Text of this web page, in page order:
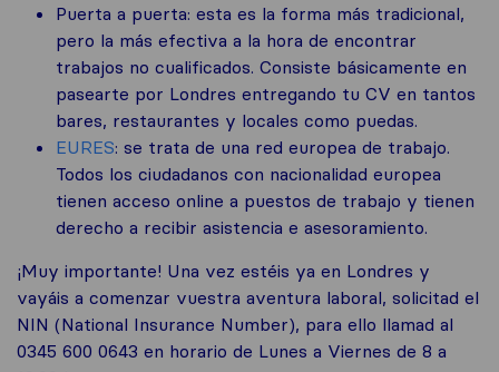
Puerta a puerta: esta es la forma más tradicional,
pero la más efectiva a la hora de encontrar
trabajos no cualificados. Consiste básicamente en
pasearte por Londres entregando tu CV en tantos
bares, restaurantes y locales como puedas.
EURES: se trata de una red europea de trabajo.
Todos los ciudadanos con nacionalidad europea
tienen acceso online a puestos de trabajo y tienen
derecho a recibir asistencia e asesoramiento.
¡Muy importante! Una vez estéis ya en Londres y
vayáis a comenzar vuestra aventura laboral, solicitad el
NIN (National Insurance Number), para ello llamad al
0345 600 0643 en horario de Lunes a Viernes de 8 a